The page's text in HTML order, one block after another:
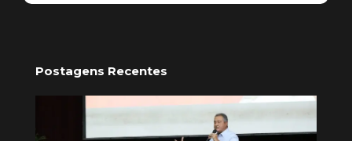
Postagens Recentes